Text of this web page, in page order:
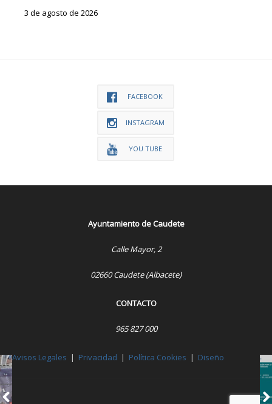
3 de agosto de 2026
FACEBOOK
INSTAGRAM
YOU TUBE
Ayuntamiento de Caudete
Calle Mayor, 2
02660 Caudete (Albacete)
CONTACTO
965 827 000
Avisos Legales | Privacidad | Política Cookies | Diseño